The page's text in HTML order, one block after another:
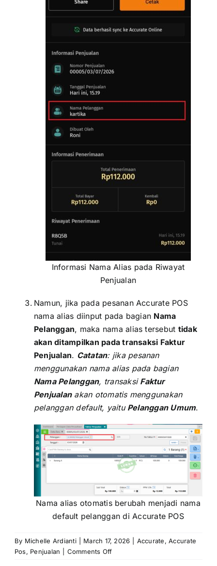
Informasi Nama Alias pada Riwayat
Penjualan
Namun, jika pada pesanan Accurate POS
nama alias diinput pada bagian Nama
Pelanggan, maka nama alias tersebut tidak
akan ditampilkan pada transaksi Faktur
Penjualan. Catatan: jika pesanan
menggunakan nama alias pada bagian
Nama Pelanggan, transaksi Faktur
Penjualanakan otomatis menggunakan
pelanggan default, yaitu Pelanggan Umum.
Nama alias otomatis berubah menjadi nama
default pelanggan di Accurate POS
By Michelle Ardianti March 17, 2026 Accurate,Accurate
Pos, Penjualan Comments Offon